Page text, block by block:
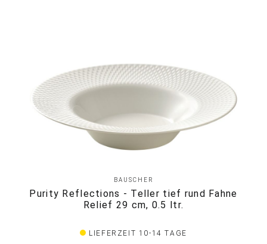
BAUSCHER
Purity Reflections - Teller tief rund Fahne
Relief 29 cm, 0.5 ltr.
LIEFERZEIT 10-14 TAGE